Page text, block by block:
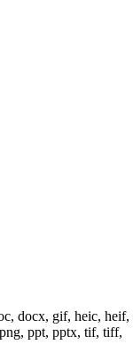
docx, gif, heic, heif,
ppt, pptx, tif, tiff,